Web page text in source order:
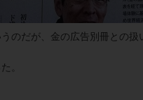
のだが、金の広告別冊との
。